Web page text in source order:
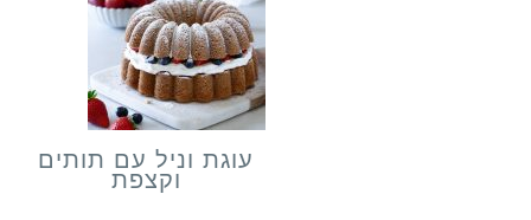
עוגת וניל עם תותים
וקצפת